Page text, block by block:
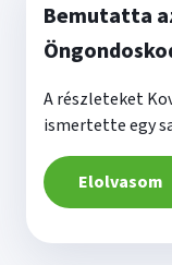
Bemutatta
A részleteket
ismertette egy
Elolvasom